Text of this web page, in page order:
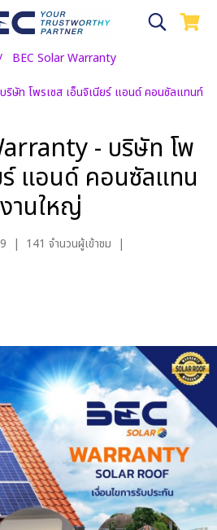
BEC Solar Warranty
ษัท โพรเซส เอ็นจิเนียร์ แอนด์ คอนซัลแทนท์
- บริษัท โพ
ร์ แอนด์ คอนซัลแทน
านใหญ่
| 141 จำนวนผู้เข้าชม |